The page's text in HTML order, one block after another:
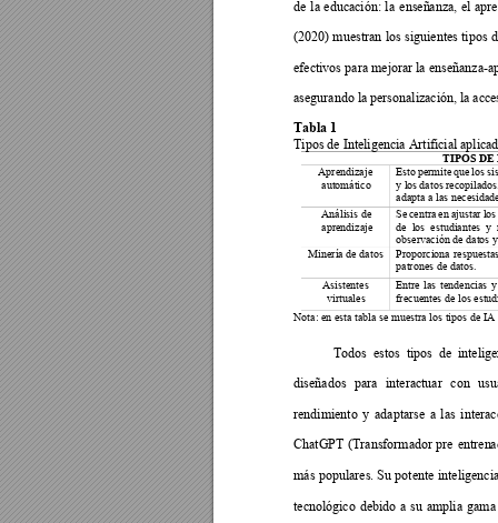
de la educación: la enseñanza, el
(2020) muestran los siguientes tipos
efectivos para mejorar la enseñanza-
asegurando la personalización, la
Tabla 1
Tipos de Inteligencia Artificial
Nota: en esta tabla se muestra los tipos de
Todos estos tipos de
diseñados para interactuar con
rendimiento y adaptarse a las i
ChatGPT (Transformador pre entrena
más populares. Su potente
tecnológico debido a su amplia
TIPOS
Aprendizaje
automático
Esto permite que los
y los datos recopilados
adapta a las
Análisis de
aprendizaje
Se centra en ajustar los
de los estudiantes y
observación de datos
Minería de datos
Proporciona
patrones de datos.
Asistentes
virtuales
Entre las tendencias
frecuentes de los